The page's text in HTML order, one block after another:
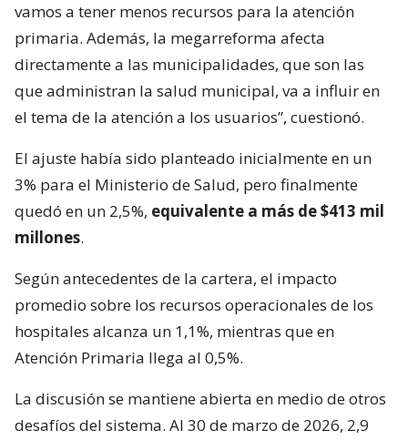
vamos a tener menos recursos para la atención
primaria. Además, la megarreforma afecta
directamente a las municipalidades, que son las
que administran la salud municipal, va a influir en
el tema de la atención a los usuarios”, cuestionó.
El ajuste había sido planteado inicialmente en un
3% para el Ministerio de Salud, pero finalmente
quedó en un 2,5%, equivalente a más de $413 mil
millones.
Según antecedentes de la cartera, el impacto
promedio sobre los recursos operacionales de los
hospitales alcanza un 1,1%, mientras que en
Atención Primaria llega al 0,5%.
La discusión se mantiene abierta en medio de otros
desafíos del sistema. Al 30 de marzo de 2026, 2,9